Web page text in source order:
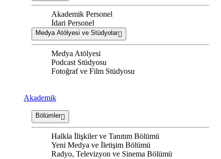
Akademik Personel
İdari Personel
Medya Atölyesi ve Stüdyolar
Medya Atölyesi
Podcast Stüdyosu
Fotoğraf ve Film Stüdyosu
Akademik
Bölümler
Halkla İlişkiler ve Tanıtım Bölümü
Yeni Medya ve İletişim Bölümü
Radyo, Televizyon ve Sinema Bölümü